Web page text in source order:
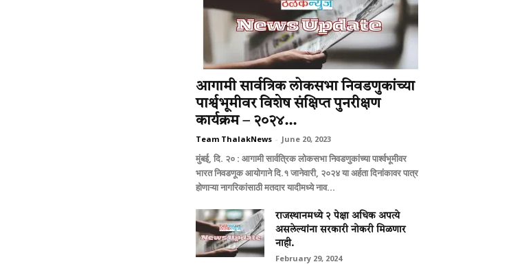
आगामी सार्वत्रिक लोकसभा निवडणुकांच्या
पार्श्वभूमीवर विशेष संक्षिप्त पुनरीक्षण
कार्यक्रम – २०२४...
Team ThalakNews - June 20, 2023
मुंबई, दि. २० : आगामी सार्वत्रिक लोकसभा निवडणुकांच्या पार्श्वभूमीवर
भारत निवडणूक आयोगाने दि.१ जानेवारी, २०२४ या अर्हता दिनांकावर पात्र
होणाऱ्या नागरिकांसाठी मतदार यादीमध्ये नाव...
राजस्थानमध्ये २ पेक्षा अधिक अपत्ये
असलेल्यांना सरकारी नोकरी मिळणार
नाही.
February 29, 2024